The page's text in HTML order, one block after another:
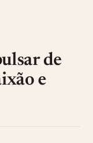
de
e